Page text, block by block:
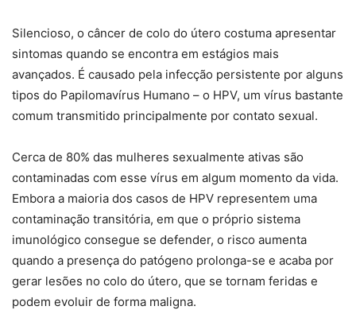
Silencioso, o câncer de colo do útero costuma apresentar
sintomas quando se encontra em estágios mais
avançados. É causado pela infecção persistente por alguns
tipos do Papilomavírus Humano – o HPV, um vírus bastante
comum transmitido principalmente por contato sexual.
Cerca de 80% das mulheres sexualmente ativas são
contaminadas com esse vírus em algum momento da vida.
Embora a maioria dos casos de HPV representem uma
contaminação transitória, em que o próprio sistema
imunológico consegue se defender, o risco aumenta
quando a presença do patógeno prolonga-se e acaba por
gerar lesões no colo do útero, que se tornam feridas e
podem evoluir de forma maligna.